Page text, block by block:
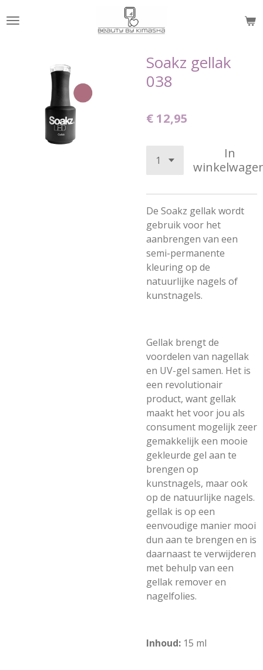
direct
hoofdinhoud
Soakz gellak
038
€ 12,95
In
De Soakz gellak wordt
gebruik voor het
aanbrengen van een
semi-permanente
kleuring op de
natuurlijke nagels of
kunstnagels.
Gellak brengt de
voordelen van nagellak
en UV-gel samen. Het is
een revolutionair
product, want gellak
maakt het voor jou als
consument mogelijk zeer
gemakkelijk een mooie
gekleurde gel aan te
brengen op
kunstnagels, maar ook
op de natuurlijke nagels.
gellak is op een
eenvoudige manier mooi
dun aan te brengen en is
daarnaast te verwijderen
met behulp van een
gellak remover en
nagelfolies.
Inhoud: 15 ml